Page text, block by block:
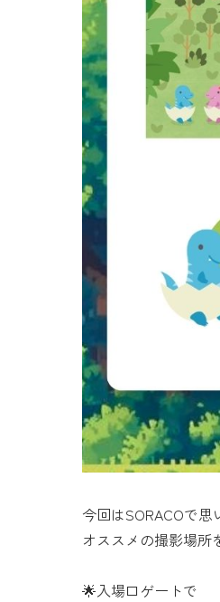
今回はSORACOで
オススメの撮影場所
🌟入場口ゲートで